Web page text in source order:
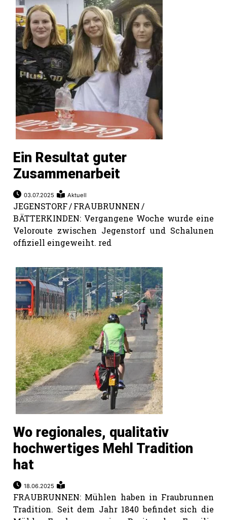
Ein Resultat guter
Zusammenarbeit
03.07.2025 Aktuell
JEGENSTORF / FRAUBRUNNEN /
BÄTTERKINDEN: Vergangene Woche wurde eine
Veloroute zwischen Jegenstorf und Schalunen
offiziell eingeweiht. red
Wo regionales, qualitativ
hochwertiges Mehl Tradition
hat
18.06.2025
FRAUBRUNNEN: Mühlen haben in Fraubrunnen
Tradition. Seit dem Jahr 1840 befindet sich die